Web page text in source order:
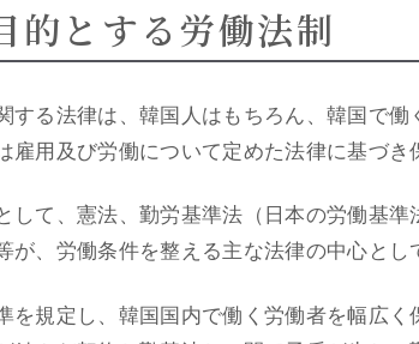
的とする労働法制
する法律は、韓国人はもちろん、韓国で
雇用及び労働について定めた法律に基づき
して、憲法、勤労基準法（日本の労働基
、労働条件を整える主な法律の中心とし
を規定し、韓国国内で働く労働者を幅広